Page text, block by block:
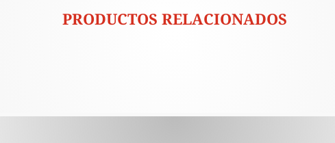
PRODUCTOS RELACIONADOS